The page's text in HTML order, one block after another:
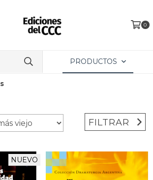
0
PRODUCTOS
FILTRAR
NUEVO